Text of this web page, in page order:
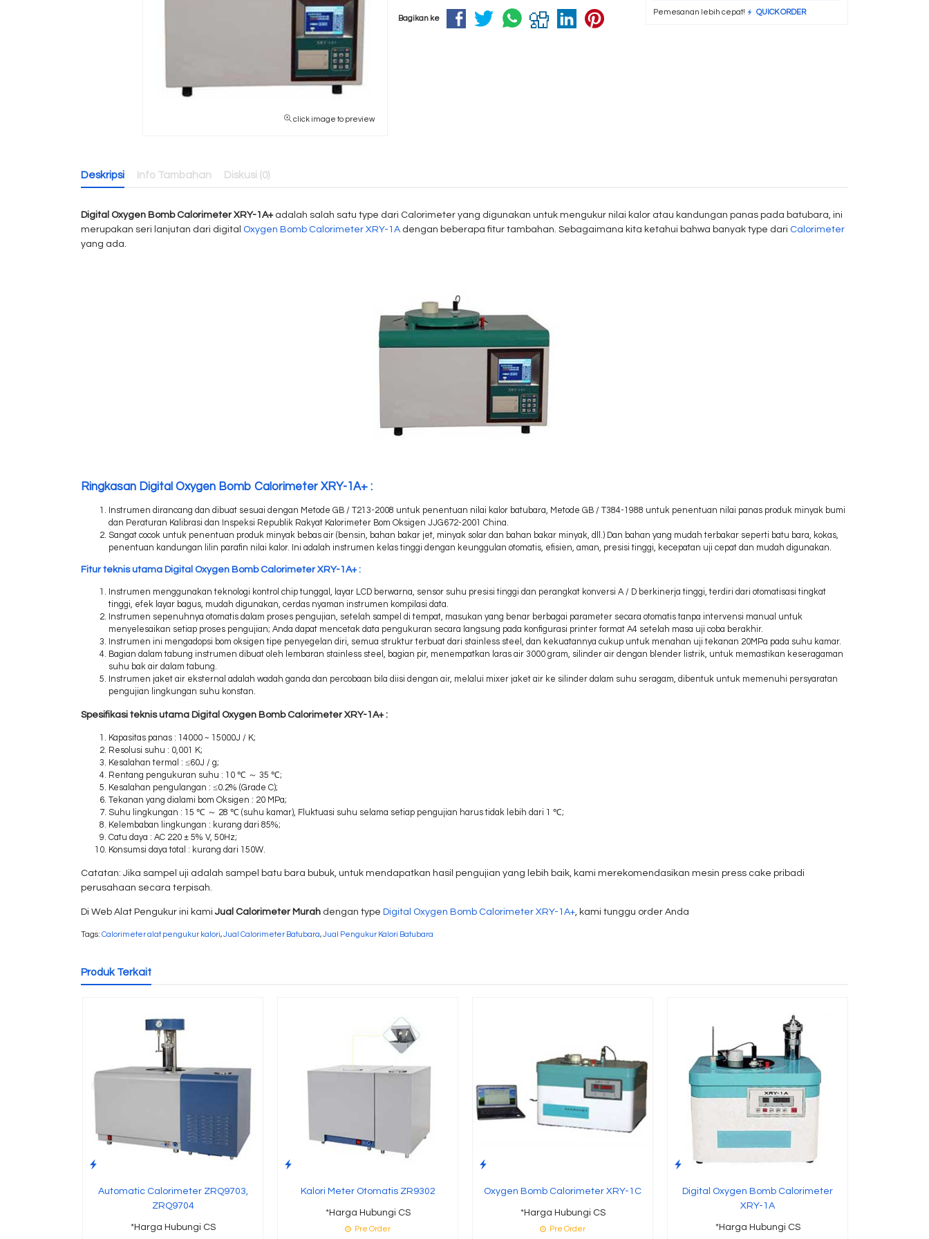
click image to preview
Pemesanan lebih cepat!
QUICK ORDER
Bagikan ke
Deskripsi Info Tambahan Diskusi (0)
Digital Oxygen Bomb Calorimeter XRY-1A+adalah salah satu type dari Calorimeter yang digunakan untuk mengukur nilai kalor atau kandungan panas pada batubara, ini
merupakan seri lanjutan dari digital Oxygen Bomb Calorimeter XRY-1A dengan beberapa fitur tambahan. Sebagaimana kita ketahui bahwa banyak type dari Calorimeter
yang ada.
Ringkasan Digital Oxygen Bomb Calorimeter XRY-1A+ :
Instrumen dirancang dan dibuat sesuai dengan Metode GB / T213-2008 untuk penentuan nilai kalor batubara, Metode GB / T384-1988 untuk penentuan nilai panas produk minyak bumi
dan Peraturan Kalibrasi dan Inspeksi Republik Rakyat Kalorimeter Bom Oksigen JJG672-2001 China.
Sangat cocok untuk penentuan produk minyak bebas air (bensin, bahan bakar jet, minyak solar dan bahan bakar minyak, dll.) Dan bahan yang mudah terbakar seperti batu bara, kokas,
penentuan kandungan lilin parafin nilai kalor. Ini adalah instrumen kelas tinggi dengan keunggulan otomatis, efisien, aman, presisi tinggi, kecepatan uji cepat dan mudah digunakan.
Fitur teknis utama Digital Oxygen Bomb Calorimeter XRY-1A+ :
Instrumen menggunakan teknologi kontrol chip tunggal, layar LCD berwarna, sensor suhu presisi tinggi dan perangkat konversi A / D berkinerja tinggi, terdiri dari otomatisasi tingkat
tinggi, efek layar bagus, mudah digunakan, cerdas nyaman instrumen kompilasi data.
Instrumen sepenuhnya otomatis dalam proses pengujian, setelah sampel di tempat, masukan yang benar berbagai parameter secara otomatis tanpa intervensi manual untuk
menyelesaikan setiap proses pengujian; Anda dapat mencetak data pengukuran secara langsung pada konfigurasi printer format A4 setelah masa uji coba berakhir.
Instrumen ini mengadopsi bom oksigen tipe penyegelan diri, semua struktur terbuat dari stainless steel, dan kekuatannya cukup untuk menahan uji tekanan 20MPa pada suhu kamar.
Bagian dalam tabung instrumen dibuat oleh lembaran stainless steel, bagian pir, menempatkan laras air 3000 gram, silinder air dengan blender listrik, untuk memastikan keseragaman
suhu bak air dalam tabung.
Instrumen jaket air eksternal adalah wadah ganda dan percobaan bila diisi dengan air, melalui mixer jaket air ke silinder dalam suhu seragam, dibentuk untuk memenuhi persyaratan
pengujian lingkungan suhu konstan.
Spesifikasi teknis utama Digital Oxygen Bomb Calorimeter XRY-1A+ :
Kapasitas panas : 14000 ~ 15000J / K;
Resolusi suhu : 0,001 K;
Kesalahan termal : ≤60J / g;
Rentang pengukuran suhu : 10 ℃ ～ 35 ℃;
Kesalahan pengulangan : ≤0.2% (Grade C);
Tekanan yang dialami bom Oksigen : 20 MPa;
Suhu lingkungan : 15 ℃ ～ 28 ℃ (suhu kamar), Fluktuasi suhu selama setiap pengujian harus tidak lebih dari 1 ℃;
Kelembaban lingkungan : kurang dari 85%;
Catu daya : AC 220 ± 5% V, 50Hz;
Konsumsi daya total : kurang dari 150W.
Catatan: Jika sampel uji adalah sampel batu bara bubuk, untuk mendapatkan hasil pengujian yang lebih baik, kami merekomendasikan mesin press cake pribadi
perusahaan secara terpisah.
Di Web Alat Pengukur ini kamiJual Calorimeter Murah dengan type Digital Oxygen Bomb Calorimeter XRY-1A+ , kami tunggu order Anda
Tags: Calorimeter alat pengukur kalori,Jual Calorimeter Batubara,Jual Pengukur Kalori Batubara
Produk Terkait
Automatic Calorimeter ZRQ9703,
ZRQ9704
*Harga Hubungi CS
Kalori Meter Otomatis ZR9302
*Harga Hubungi CS
Pre Order
Oxygen Bomb Calorimeter XRY-1C
*Harga Hubungi CS
Pre Order
Digital Oxygen Bomb Calorimeter
XRY-1A
*Harga Hubungi CS